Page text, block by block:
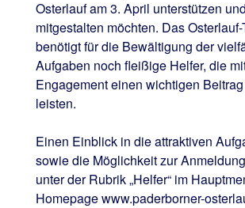
Osterlauf am 3. April unterstützen
mitgestalten möchten. Das Osterlauf-
benötigt für die Bewältigung der
Aufgaben noch fleißige Helfer, die
Engagement einen wichtigen
leisten.
Einen Einblick in die attraktiven
sowie die Möglichkeit zur
unter der Rubrik „Helfer“ im
Homepage www.paderborner-